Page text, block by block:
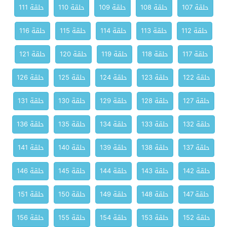
حلقة 107
حلقة 108 حلقة 109 حلقة 110
حلقة 111
حلقة 112
حلقة 113 حلقة 114 حلقة 115
حلقة 116
حلقة 117
حلقة 118 حلقة 119 حلقة 120
حلقة 121
حلقة 122
حلقة 123 حلقة 124 حلقة 125
حلقة 126
حلقة 127
حلقة 128 حلقة 129 حلقة 130
حلقة 131
حلقة 132
حلقة 133 حلقة 134 حلقة 135
حلقة 136
حلقة 137
حلقة 138 حلقة 139 حلقة 140
حلقة 141
حلقة 142
حلقة 143 حلقة 144 حلقة 145
حلقة 146
حلقة 147
حلقة 148 حلقة 149 حلقة 150
حلقة 151
حلقة 152
حلقة 153 حلقة 154 حلقة 155 حلقة 156